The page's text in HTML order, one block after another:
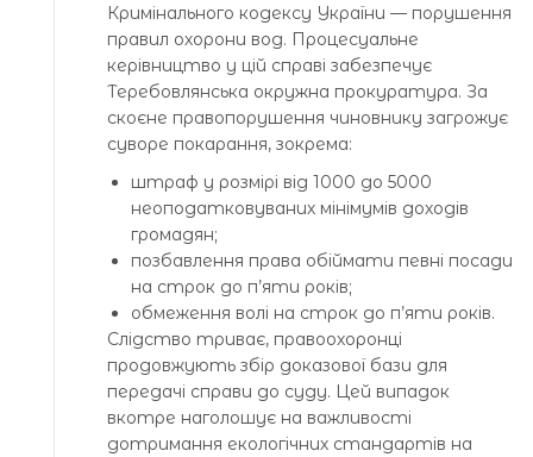
Кримінального кодексу України — порушення
правил охорони вод. Процесуальне
керівництво у цій справі забезпечує
Теребовлянська окружна прокуратура. За
скоєне правопорушення чиновнику загрожує
суворе покарання, зокрема:
штраф у розмірі від 1000 до 5000
неоподатковуваних мінімумів доходів
громадян;
позбавлення права обіймати певні посади
на строк до п’яти років;
обмеження волі на строк до п’яти років.
Слідство триває, правоохоронці
продовжують збір доказової бази для
передачі справи до суду. Цей випадок
вкотре наголошує на важливості
дотримання екологічних стандартів на